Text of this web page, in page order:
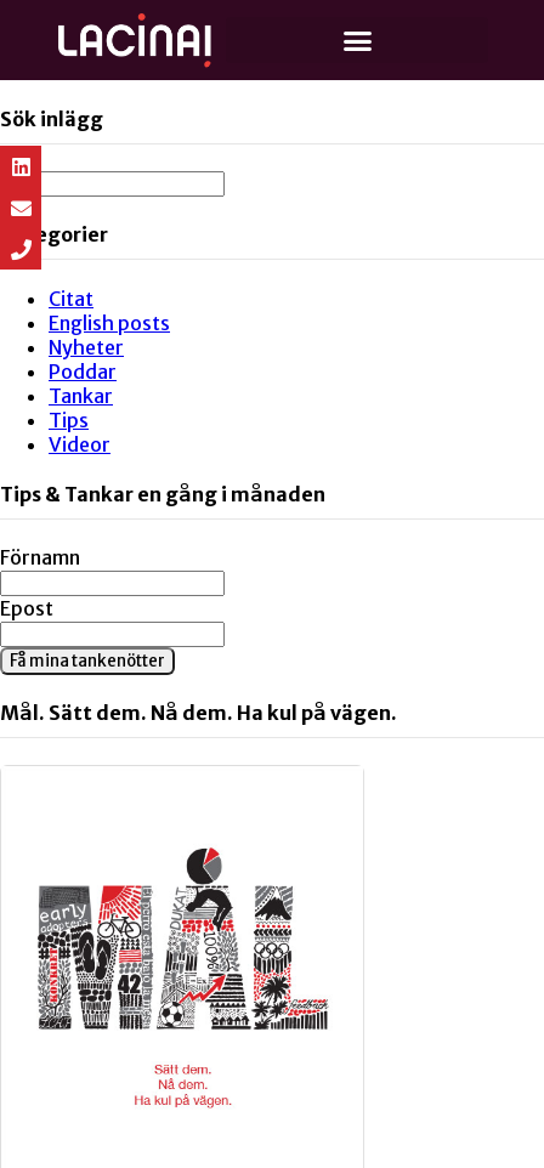
Sök inlägg
Kategorier
Citat
English posts
Nyheter
Poddar
Tankar
Tips
Videor
Tips & Tankar en gång i månaden
Förnamn
Epost
Få mina tankenötter
Mål. Sätt dem. Nå dem. Ha kul på vägen.